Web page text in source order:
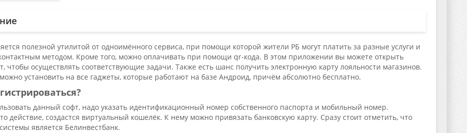
полезной утилитой от одноимённого сервиса, при помощи которой жители РБ могут платить за разные услуги и
методом. Кроме того, можно оплачивать при помощи qr-кода. В этом приложении вы можете открыть
чтобы осуществлять соответствующие задачи. Также есть шанс получить электронную карту лояльности магазинов.
установить на все гаджеты, которые работают на базе Андроид, причём абсолютно бесплатно.
данный софт, надо указать идентификационный номер собственного паспорта и мобильный номер.
действие, создастся виртуальный кошелёк. К нему можно привязать банковскую карту. Сразу стоит отметить, что
является Белинвестбанк.